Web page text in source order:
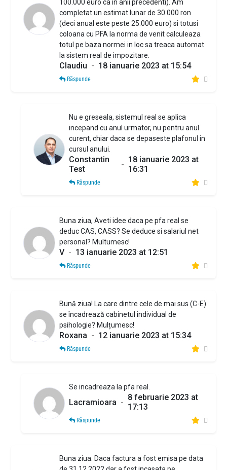
100.000 euro ca in anii precedenti). Am
completat un estimat lunar de 30.000 ron
(deci anual este peste 25.000 euro) si totusi
coloana cu PFA la norma de venit calculeaza
totul pe baza normei in loc sa treaca automat
la sistem real de impozitare.
Claudiu - 18 ianuarie 2023 at 15:54
Răspunde
Nu e greseala, sistemul real se aplica
incepand cu anul urmator, nu pentru anul
curent, chiar daca se depaseste plafonul in
cursul anului.
Constantin
Test
- 18 ianuarie 2023 at
16:31
Răspunde
Buna ziua, Aveti idee daca pe pfa real se
deduc CAS, CASS? Se deduce si salariul net
personal? Multumesc!
V - 13 ianuarie 2023 at 12:51
Răspunde
Bună ziua! La care dintre cele de mai sus (C-E)
se încadrează cabinetul individual de
psihologie? Mulțumesc!
Roxana - 12 ianuarie 2023 at 15:34
Răspunde
Se incadreaza la pfa real.
Lacramioara - 8 februarie 2023 at
17:13
Răspunde
Buna ziua. Daca factura a fost emisa pe data